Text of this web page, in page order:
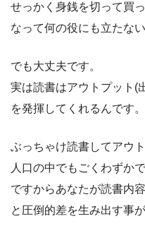
せっかく身銭を切って買
なって何の役にも立たな
でも大丈夫です。
実は読書はアウトプット(
を発揮してくれるんです。
ぶっちゃけ読書してアウ
人口の中でもごくわずかで
ですからあなたが読書内
と圧倒的差を生み出す事が